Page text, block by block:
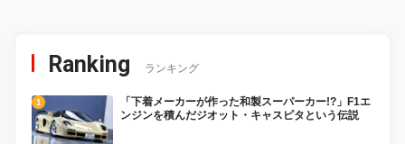
Ranking ランキング
「下着メーカーが作った和製スーパーカー!?」F1エ
ンジンを積んだジオット・キャスピタという伝説